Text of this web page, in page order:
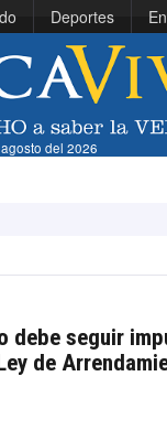
Deportes
del 2026
debe seguir
de